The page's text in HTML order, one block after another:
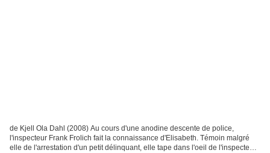
de Kjell Ola Dahl (2008) Au cours d'une anodine descente de police,
l'inspecteur Frank Frolich fait la connaissance d'Elisabeth. Témoin malgré
elle de l'arrestation d'un petit délinquant, elle tape dans l'oeil de l'inspecteur.